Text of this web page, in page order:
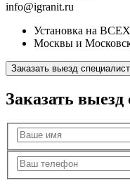
info@igranit.ru
Установка на
Москвы и
Заказать выезд
Заказать выезд